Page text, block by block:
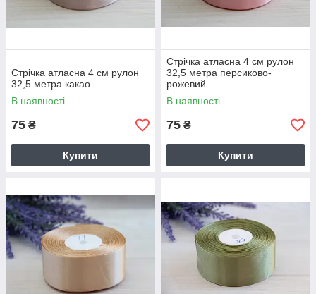
Стрічка атласна 4 см рулон
32,5 метра какао
В наявності
75 ₴
Купити
Стрічка атласна 4 см рулон
32,5 метра персиково-
рожевий
В наявності
75 ₴
Купити